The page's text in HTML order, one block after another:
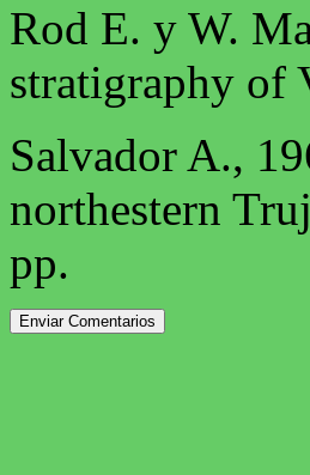
Rod E. y W.
stratigraphy of
Salvador A.,
northestern
pp.